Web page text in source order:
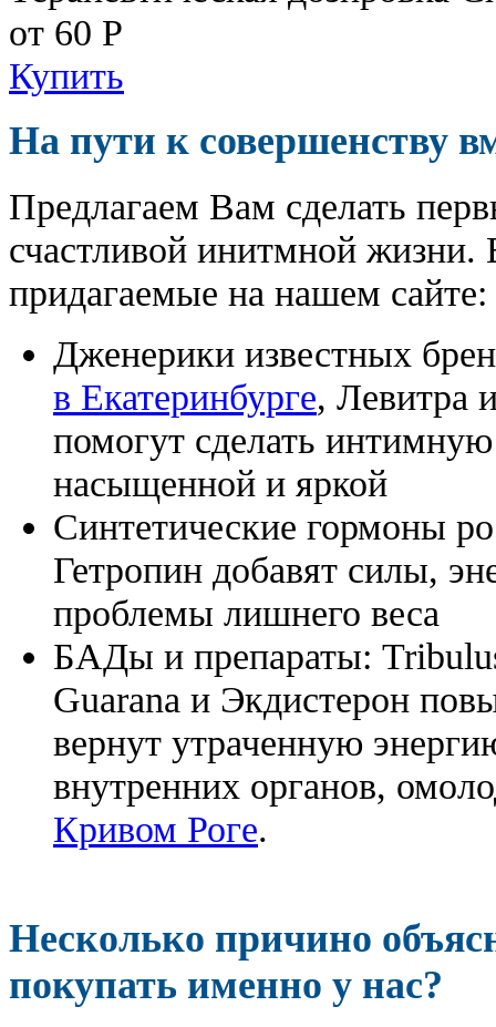
от 60 Р
Купить
На пути к совершенству
Предлагаем Вам сделать
счастливой инитмной жизни.
придагаемые на нашем сайте:
Дженерики известных
в Екатеринбурге, Левитра
помогут сделать
насыщенной и яркой
Синтетические гормоны
Гетропин добавят силы,
проблемы лишнего веса
БАДы и препараты:
Guarana и Экдистерон
вернут утраченную
внутренних органов,
Кривом Роге.
Несколько причино
покупать именно у нас?